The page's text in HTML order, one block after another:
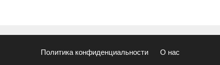
Политика конфиденциальности О нас